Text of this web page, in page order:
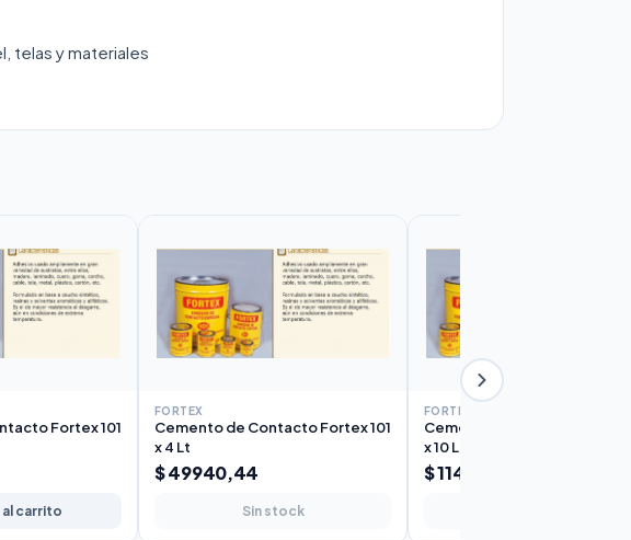
telas y materiales
Fortex 101
carrito
FORTEX
Cemento de Contacto Fortex 101
x 4 Lt
$ 49940,44
Sin stock
FORTEX
Cemento de Contacto
x 10 Lt
$ 114.573,99